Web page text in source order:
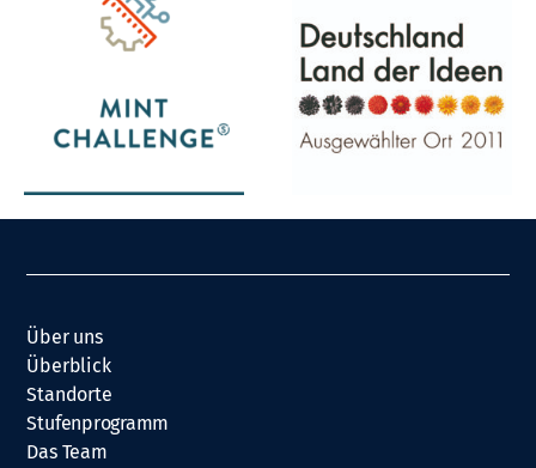
Über uns
Überblick
Standorte
Stufenprogramm
Das Team